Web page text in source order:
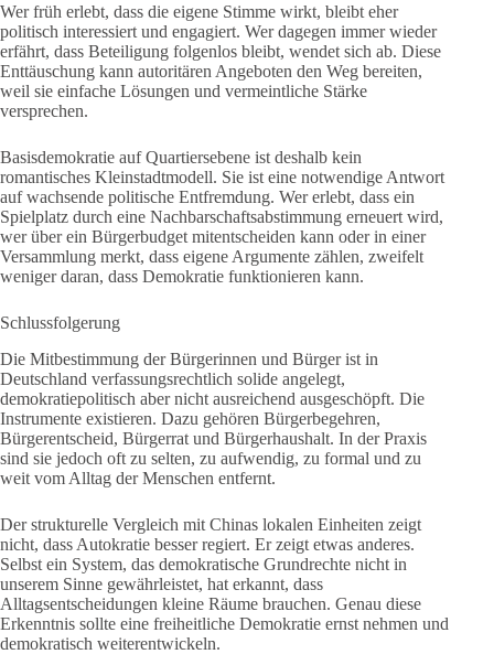
Wer früh erlebt, dass die eigene Stimme wirkt, bleibt eher
politisch interessiert und engagiert. Wer dagegen immer wieder
erfährt, dass Beteiligung folgenlos bleibt, wendet sich ab. Diese
Enttäuschung kann autoritären Angeboten den Weg bereiten,
weil sie einfache Lösungen und vermeintliche Stärke
versprechen.
Basisdemokratie auf Quartiersebene ist deshalb kein
romantisches Kleinstadtmodell. Sie ist eine notwendige Antwort
auf wachsende politische Entfremdung. Wer erlebt, dass ein
Spielplatz durch eine Nachbarschaftsabstimmung erneuert wird,
wer über ein Bürgerbudget mitentscheiden kann oder in einer
Versammlung merkt, dass eigene Argumente zählen, zweifelt
weniger daran, dass Demokratie funktionieren kann.
Schlussfolgerung
Die Mitbestimmung der Bürgerinnen und Bürger ist in
Deutschland verfassungsrechtlich solide angelegt,
demokratiepolitisch aber nicht ausreichend ausgeschöpft. Die
Instrumente existieren. Dazu gehören Bürgerbegehren,
Bürgerentscheid, Bürgerrat und Bürgerhaushalt. In der Praxis
sind sie jedoch oft zu selten, zu aufwendig, zu formal und zu
weit vom Alltag der Menschen entfernt.
Der strukturelle Vergleich mit Chinas lokalen Einheiten zeigt
nicht, dass Autokratie besser regiert. Er zeigt etwas anderes.
Selbst ein System, das demokratische Grundrechte nicht in
unserem Sinne gewährleistet, hat erkannt, dass
Alltagsentscheidungen kleine Räume brauchen. Genau diese
Erkenntnis sollte eine freiheitliche Demokratie ernst nehmen und
demokratisch weiterentwickeln.